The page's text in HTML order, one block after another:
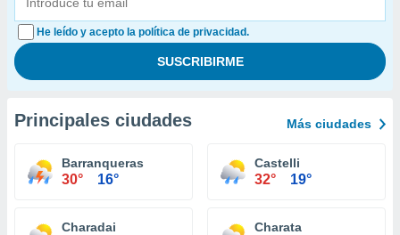
He leído y acepto la política de privacidad.
Principales ciudades Más ciudades
Barranqueras
30° 16°
Castelli
32° 19°
Charadai Charata